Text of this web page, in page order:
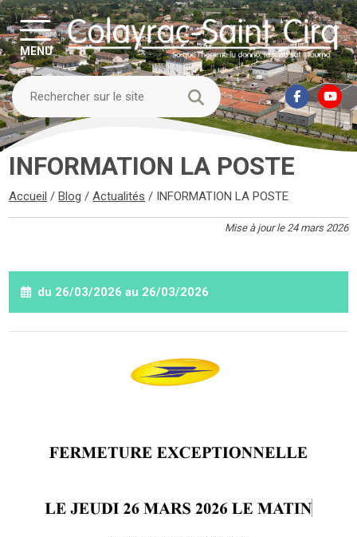
MENU
INFORMATION LA POSTE
Accueil /Blog /Actualités / INFORMATION LA POSTE
Mise à jour le 24 mars 2026
du 26/03/2026 au 26/03/2026